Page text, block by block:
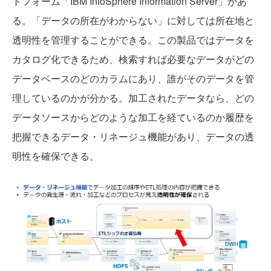
る。「データの所在がわからない」に対しては所在地と
透明性を管理することができる。この製品ではデータを
カタログ化できるため、検索すれば必要なデータがどの
データベースのどのカラムにあり、誰がそのデータを管
理しているのかが分かる。加工されたデータなら、どの
データソースからどのような加工を経ているのか履歴を
把握できるデータ・リネージュ機能があり、データの透
明性を確保できる。